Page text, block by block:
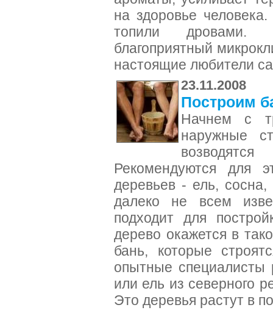
на здоровье
топили дровами.
благоприятный
настоящие любители
23.11.2008
Построим
Начнем с
наружные
Рекомендуются для
деревьев - ель,
далеко не всем
подходит для
дерево окажется в
бань, которые
опытные специалисты
или ель из северного
Это деревья растут в